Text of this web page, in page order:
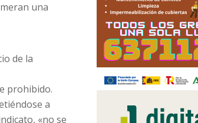
una
de la
prohibido.
a
«no se